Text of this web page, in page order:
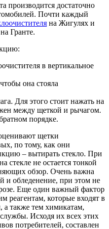
производится достаточно
Почти каждый
на Жигулях и
Гранте.
в вертикальное
она стояла
Для этого стоит нажать на
между щеткой и рычагом.
порядке.
щетки
по тому, как они
– вытирать стекло. При
стекле не остается тонкой
обзор. Очень важна
и обледенение, при этом не
Еще один важный фактор
реагентам, которые входят в
а также тем химикатам,
Исходя их всех этих
потребителей, составлен